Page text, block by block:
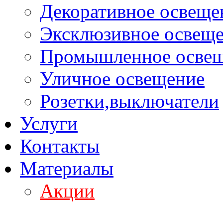
Декоративное
Эксклюзивное
Промышленное
Уличное освещение
Розетки,выключатели
Услуги
Контакты
Материалы
Акции